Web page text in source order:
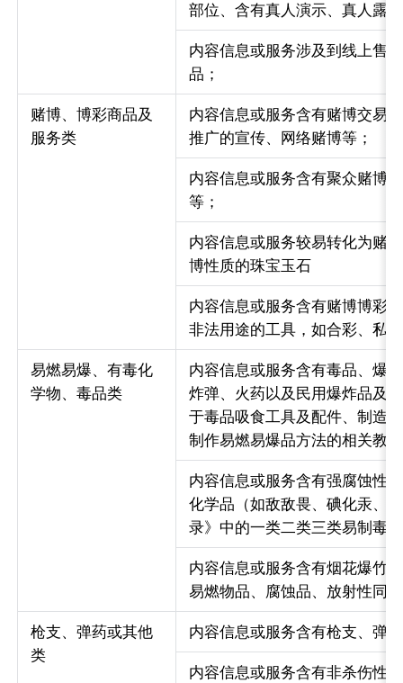
部位、含有真人演示、真人露
内容信息或服务涉及到线上售
品；
赌博、博彩商品及
服务类
内容信息或服务含有赌博交易
推广的宣传、网络赌博等；
内容信息或服务含有聚众赌博
等；
内容信息或服务较易转化为赌
博性质的珠宝玉石
内容信息或服务含有赌博博彩
非法用途的工具，如合彩、私
易燃易爆、有毒化
学物、毒品类
内容信息或服务含有毒品、爆
炸弹、火药以及民用爆炸品及
于毒品吸食工具及配件、制造
制作易燃易爆品方法的相关教
内容信息或服务含有强腐蚀性
化学品（如敌敌畏、碘化汞、
录》中的一类二类三类易制毒
内容信息或服务含有烟花爆竹
易燃物品、腐蚀品、放射性同
枪支、弹药或其他
类
内容信息或服务含有枪支、弹
内容信息或服务含有非杀伤性